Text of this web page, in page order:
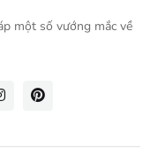
một số vướng mắc về